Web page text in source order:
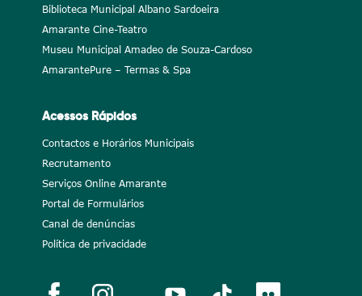
Biblioteca Municipal Albano Sardoeira
Amarante Cine-Teatro
Museu Municipal Amadeo de Souza-Cardoso
AmarantePure – Termas & Spa
Acessos Rápidos
Contactos e Horários Municipais
Recrutamento
Serviços Online Amarante
Portal de Formulários
Canal de denúncias
Política de privacidade